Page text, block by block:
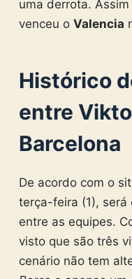
uma derrota.
venceu o Valencia
Histórico
entre
Barcelona
De acordo com o
terça-feira (1),
entre as equipes.
visto que são três
cenário não tem